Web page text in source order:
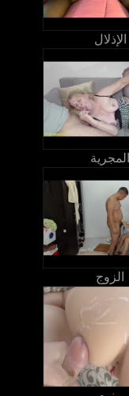
الإذلال
المجرية
الزوج